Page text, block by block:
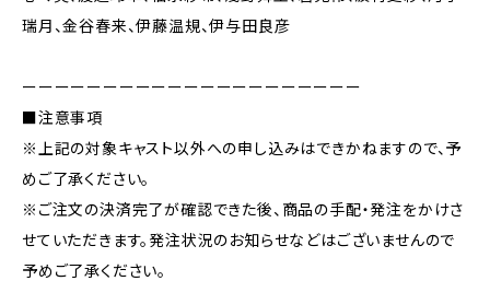
瑞月、金谷春来、伊藤温規、伊与田良彦
ーーーーーーーーーーーーーーーーーーーーー
■注意事項
※上記の対象キャスト以外への申し込みはできかねますので、予
めご了承ください。
※ご注文の決済完了が確認できた後、商品の手配・発注をかけさ
せていただきます。発注状況のお知らせなどはございませんので
予めご了承ください。